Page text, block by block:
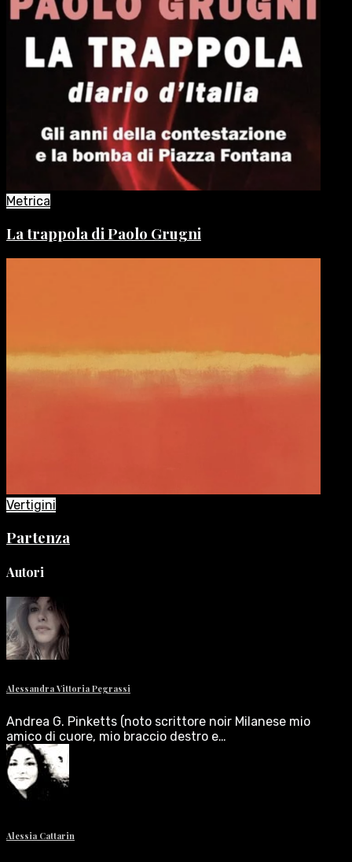
Metrica
La trappola di Paolo Grugni
Vertigini
Partenza
Autori
Alessandra Vittoria Pegrassi
Andrea G. Pinketts (noto scrittore noir Milanese mio
amico di cuore, mio braccio destro e…
Alessia Cattarin